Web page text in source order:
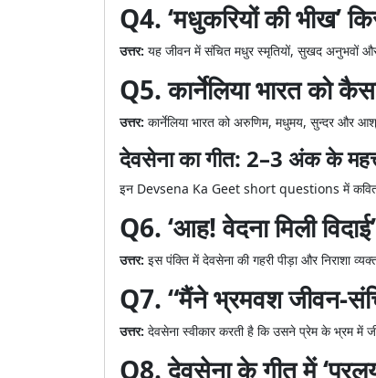
Q4. ‘मधुकरियों की भीख’
उत्तर: यह जीवन में संचित मधुर स्मृतियों, सुखद अनुभवों
Q5. कार्नेलिया भारत को
उत्तर: कार्नेलिया भारत को अरुणिम, मधुमय, सुन्दर और
देवसेना का गीत: 2–3 अंक के
इन Devsena Ka Geet short questions में कविता
Q6. ‘आह! वेदना मिली
उत्तर: इस पंक्ति में देवसेना की गहरी पीड़ा और निराशा
Q7. “मैंने भ्रमवश जीवन-
उत्तर: देवसेना स्वीकार करती है कि उसने प्रेम के भ्रम में
Q8. देवसेना के गीत में